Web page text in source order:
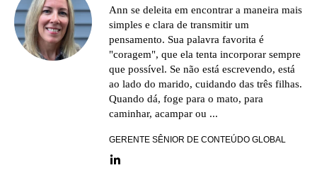
Ann se deleita em encontrar a maneira mais
simples e clara de transmitir um
pensamento. Sua palavra favorita é
"coragem", que ela tenta incorporar sempre
que possível. Se não está escrevendo, está
ao lado do marido, cuidando das três filhas.
Quando dá, foge para o mato, para
caminhar, acampar ou ...
GERENTE SÊNIOR DE CONTEÚDO GLOBAL
LinkedIn link